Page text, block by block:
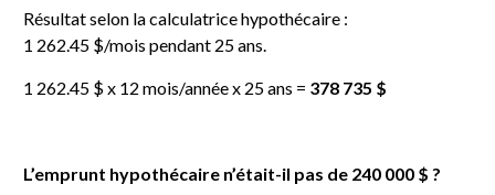
Résultat selon la calculatrice hypothécaire :
1 262.45 $/mois pendant 25 ans.
1 262.45 $ x 12 mois/année x 25 ans = 378 735 $
L’emprunt hypothécaire n’était-il pas de 240 000 $ ?